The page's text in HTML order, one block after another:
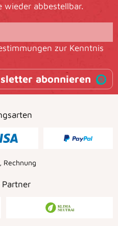
wieder abbestellbar.
zur Kenntnis
abonnieren
Rechnung
Partner